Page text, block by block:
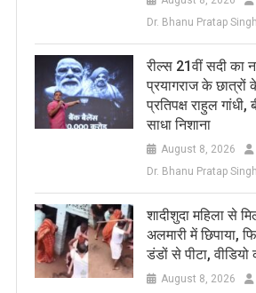
Dr. Bhanu Pratap Singh
रील्स 21वीं सदी का
प्रयागराज के छात्रों
प्रतिपक्ष राहुल
साधा निशाना
August 8, 2026
Dr. Bhanu Pratap Singh
शादीशुदा महिला से
अलमारी में छिपाया,
डंडों से पीटा,
August 8, 2026